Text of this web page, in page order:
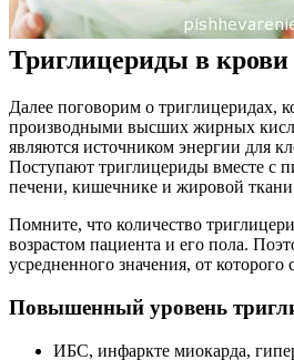
Триглицериды в крови
Далее поговорим о триглицеридах,
производными высших жирных
являются источником энергии для
Поступают триглицериды вместе с
печени, кишечнике и жировой
Помните, что количество
возрастом пациента и его пола.
усредненного значения, от которого
Повышенный уровень
ИБС, инфаркте миокарда,